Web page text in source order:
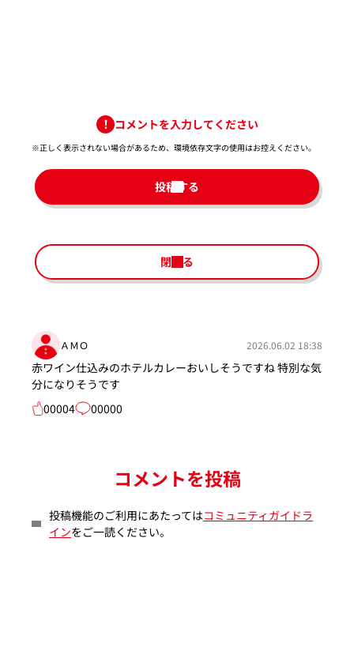
コメントを入力してください
※正しく表示されない場合があるため、環境依存文字の使用はお控えください。​
投稿する
閉じる
ＡＭＯ 2026.06.02 18:38
赤ワイン仕込みのホテルカレーおいしそうですね 特別な気
分になりそうです
00004
00000
コメントを投稿
投稿機能のご利用にあたってはコミュニティガイドラ
インをご一読ください。